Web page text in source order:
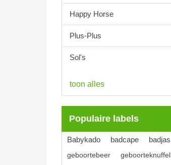
Happy Horse
Plus-Plus
Sol's
toon alles
Populaire labels
Babykado badcape badjas
geboortebeer geboorteknuffel